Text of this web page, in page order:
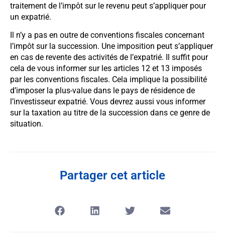
traitement de l’impôt sur le revenu peut s’appliquer pour
un expatrié.
Il n’y a pas en outre de conventions fiscales concernant
l’impôt sur la succession. Une imposition peut s’appliquer
en cas de revente des activités de l’expatrié. Il suffit pour
cela de vous informer sur les articles 12 et 13 imposés
par les conventions fiscales. Cela implique la possibilité
d’imposer la plus-value dans le pays de résidence de
l’investisseur expatrié. Vous devrez aussi vous informer
sur la taxation au titre de la succession dans ce genre de
situation.
Partager cet article